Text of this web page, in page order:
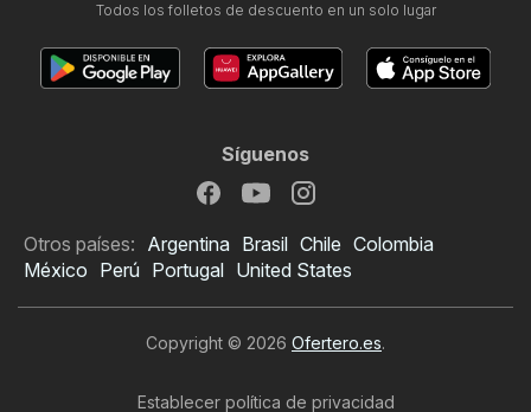
Todos los folletos de descuento en un solo lugar
Síguenos
Otros países: Argentina Brasil Chile Colombia
México Perú Portugal United States
Copyright © 2026 Ofertero.es.
Establecer política de privacidad